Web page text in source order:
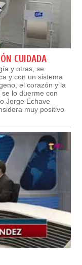
CUIDADA
y otras, se
y con un sistema
el corazón y la
lo duerme con
Jorge Echave
muy positivo